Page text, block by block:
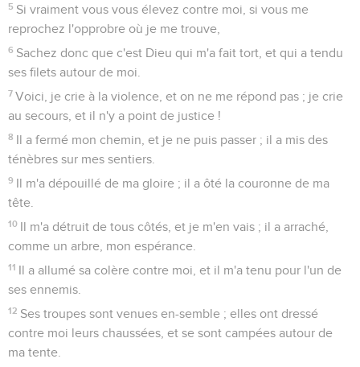
5 Si vraiment vous vous élevez contre moi, si vous me
reprochez l'opprobre où je me trouve,
6 Sachez donc que c'est Dieu qui m'a fait tort, et qui a tendu
ses filets autour de moi.
7 Voici, je crie à la violence, et on ne me répond pas ; je crie
au secours, et il n'y a point de justice !
8 Il a fermé mon chemin, et je ne puis passer ; il a mis des
ténèbres sur mes sentiers.
9 Il m'a dépouillé de ma gloire ; il a ôté la couronne de ma
tête.
10 Il m'a détruit de tous côtés, et je m'en vais ; il a arraché,
comme un arbre, mon espérance.
11 Il a allumé sa colère contre moi, et il m'a tenu pour l'un de
ses ennemis.
12 Ses troupes sont venues en-semble ; elles ont dressé
contre moi leurs chaussées, et se sont campées autour de
ma tente.